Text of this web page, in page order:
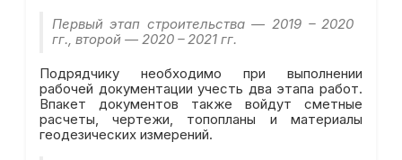
Первый этап строительства — 2019 – 2020
гг., второй — 2020 – 2021 гг.
Подрядчику необходимо при выполнении
рабочей документации учесть два этапа работ.
Впакет документов также войдут сметные
расчеты, чертежи, топопланы и материалы
геодезических измерений.